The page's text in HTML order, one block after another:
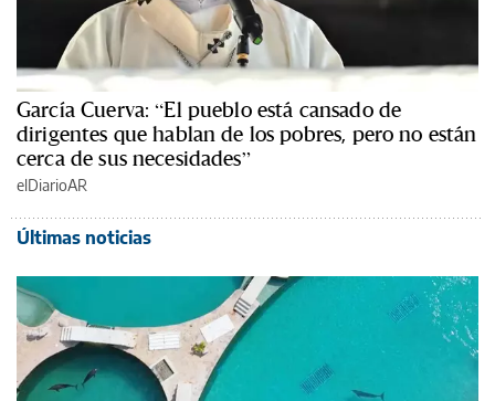
García Cuerva: “El pueblo está cansado de
dirigentes que hablan de los pobres, pero no están
cerca de sus necesidades”
elDiarioAR
Últimas noticias